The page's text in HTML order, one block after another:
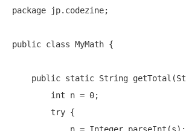
package jp.codezine;
public class MyMath {
public static String
int n = 0;
try {